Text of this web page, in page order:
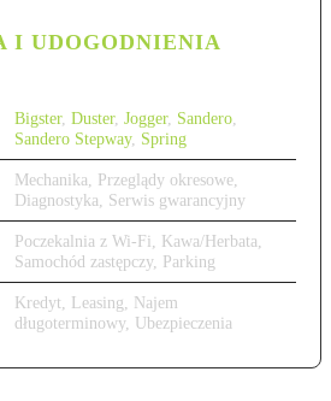
I UDOGODNIENIA
Bigster, Duster, Jogger, Sandero
Sandero Stepway, Spring
Mechanika, Przeglądy okresowe,
Diagnostyka, Serwis gwarancyjny
Poczekalnia z Wi-Fi, Kawa/Herbata,
Samochód zastępczy, Parking
Kredyt, Leasing, Najem
długoterminowy, Ubezpieczenia